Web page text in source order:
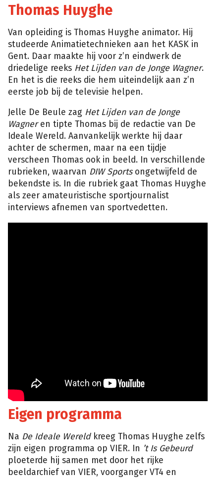
Thomas Huyghe
Van opleiding is Thomas Huyghe animator. Hij
studeerde Animatietechnieken aan het KASK in
Gent. Daar maakte hij voor z’n eindwerk de
driedelige reeks Het Lijden van de Jonge Wagner.
En het is die reeks die hem uiteindelijk aan z’n
eerste job bij de televisie helpen.
Jelle De Beule zag Het Lijden van de Jonge
Wagneren tipte Thomas bij de redactie van De
Ideale Wereld. Aanvankelijk werkte hij daar
achter de schermen, maar na een tijdje
verscheen Thomas ook in beeld. In verschillende
rubrieken, waarvan DIW Sportsongetwijfeld de
bekendste is. In die rubriek gaat Thomas Huyghe
als zeer amateuristische sportjournalist
interviews afnemen van sportvedetten.
Eigen programma
Na De Ideale Wereld kreeg Thomas Huyghe zelfs
zijn eigen programma op VIER. In ’t Is Gebeurd
ploeterde hij samen met door het rijke
beeldarchief van VIER, voorganger VT4 en